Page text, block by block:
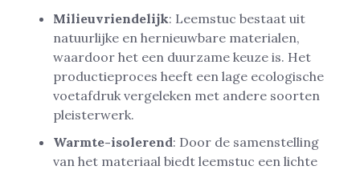
Milieuvriendelijk: Leemstuc bestaat uit
natuurlijke en hernieuwbare materialen,
waardoor het een duurzame keuze is. Het
productieproces heeft een lage ecologische
voetafdruk vergeleken met andere soorten
pleisterwerk.
Warmte-isolerend: Door de samenstelling
van het materiaal biedt leemstuc een lichte